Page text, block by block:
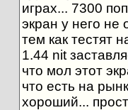
играх... 7300
экран у него не
тем как тестят
1.44 nit
что мол этот
что есть на
хороший...